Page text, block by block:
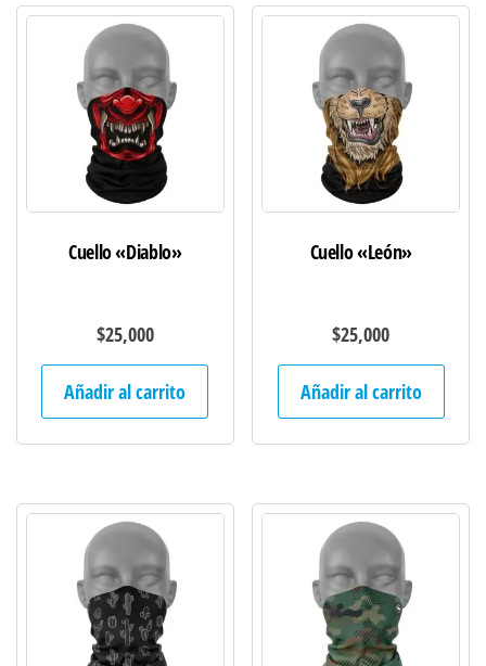
Cuello «Diablo»
$25,000
Añadir al carrito
Cuello «León»
$25,000
Añadir al carrito